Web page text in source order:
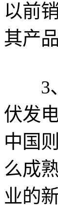
以前
其产
3、
伏发
中国
么成
业的